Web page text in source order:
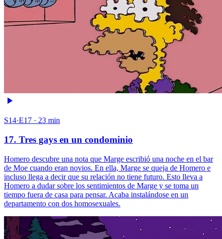
S14·E17 · 23 min
17. Tres gays en un condominio
Homero descubre una nota que Marge escribió una noche en el bar
de Moe cuando eran novios. En ella, Marge se queja de Homero e
incluso llega a decir que su relación no tiene futuro. Esto lleva a
Homero a dudar sobre los sentimientos de Marge y se toma un
tiempo fuera de casa para pensar. Acaba instalándose en un
departamento con dos homosexuales.